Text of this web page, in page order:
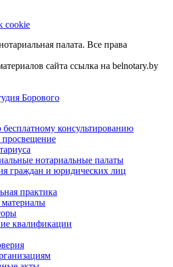
cookie
палата. Все права
сайта ссылка на belnotary.by
Борового
консультированию
просвещение
нотариальные палаты
граждан и юридических лиц
практика
квалификации